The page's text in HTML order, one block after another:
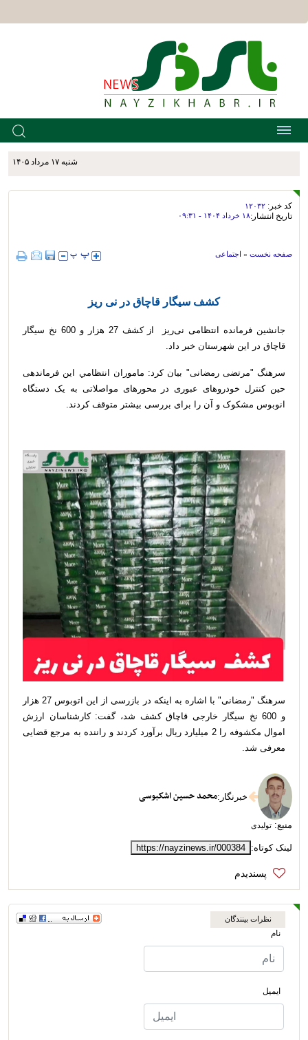
شنبه ۱۷ مرداد ۱۴۰۵
کد خبر: ۱۲۰۳۲
تاریخ انتشار:۱۸ خرداد ۱۴۰۴ - ۰۹:۳۱
صفحه نخست » اجتماعی
کشف سیگار قاچاق در نی ریز
جانشین فرمانده انتظامی نی‌ریز از کشف 27 هزار و 600 نخ سیگار
قاچاق در این شهرستان خبر داد.
سرهنگ "مرتضی رمضانی" بیان کرد: ماموران انتظامي این فرماندهی
حین کنترل خودروهای عبوری در محورهای مواصلاتی به یک دستگاه
انوبوس مشکوک و آن را برای بررسی بیشتر متوقف کردند.
سرهنگ "رمضانی" با اشاره به اینکه در بازرسی از این اتوبوس 27 هزار
و 600 نخ سیگار خارجی قاچاق کشف شد، گفت: کارشناسان ارزش
اموال مکشوفه را 2 میلیارد ریال برآورد کردند و راننده به مرجع قضایی
معرفی شد.
خبرنگار :محمد حسین اشکبوسی
منبع: تولیدی
لینک کوتاه: https://nayzinews.ir/000384
نظرات بینندگان
نام
ایمیل